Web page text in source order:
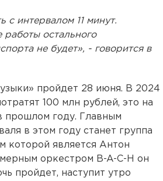
с интервалом 11 минут.
остального
не будет», - говорится в
пройдет 28 июня. В 2024
100 млн рублей, это на
прошлом году. Главным
в этом году станет группа
которой является Антон
оркестром B-A-C-H он
пройдет, наступит утро